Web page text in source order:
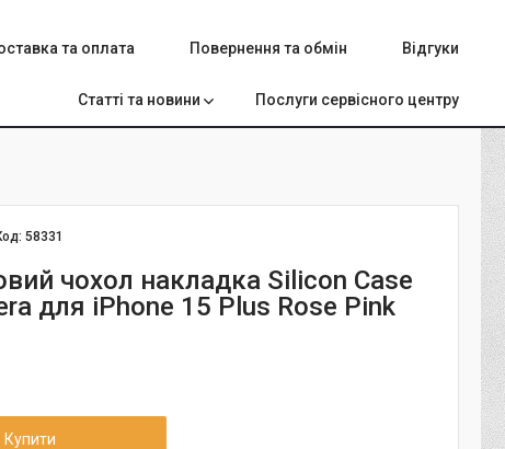
та оплата Повернення та обмін Відгуки
Статті та новини Послуги сервісного центру
58331
чохол накладка Silicon Case
для iPhone 15 Plus Rose Pink
Купити